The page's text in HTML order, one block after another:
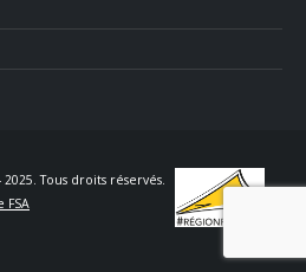
Tous droits réservés.
FSA